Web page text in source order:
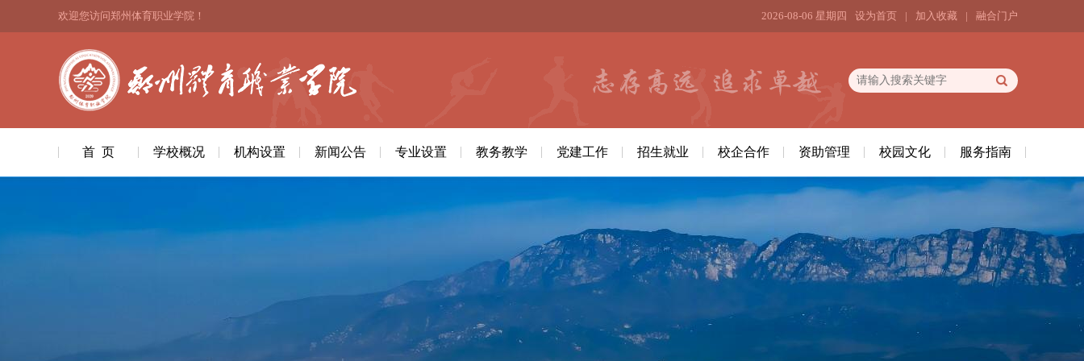
2026-08-06 星期四 设为首页 | 加入收藏 | 融合门户
欢迎您访问郑州体育职业学院！
首 页 学校概况 机构设置 新闻公告 专业设置 教务教学 党建工作 招生就业 校企合作 资助管理 校园文化 服务指南